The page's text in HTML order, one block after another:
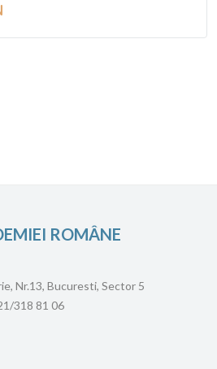
ROMÂNE
Nr.13, Bucuresti, Sector 5
318 81 06